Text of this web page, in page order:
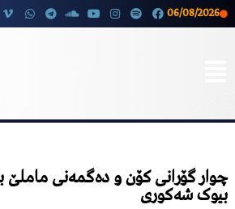
06/08/2026
چوار گۆرانی کۆن و دەگمەنی ماملێ
بیوک شەکوری